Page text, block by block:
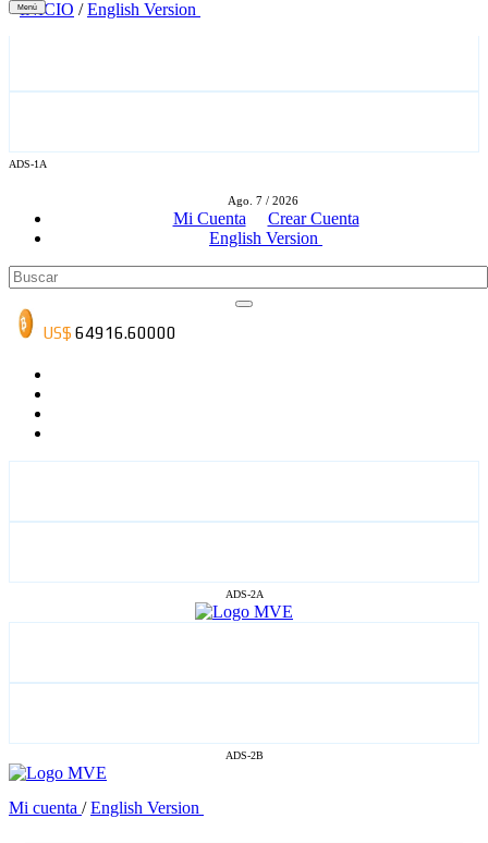
ADS-1A
Ago. 7 / 2026
Mi Cuenta
Crear Cuenta
English Version
ADS-2A
ADS-2B
Menú
INICIO /English Version
Mi cuenta /English Version
ADS-3B